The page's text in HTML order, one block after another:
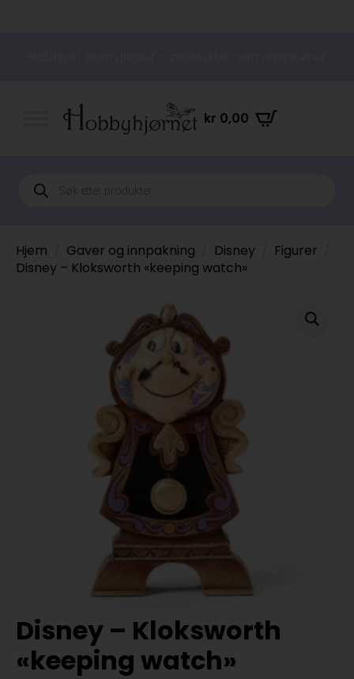
kr 0,00
Products
search
Hjem Gaver og innpakning Disney
Figurer
Disney – Kloksworth «keeping watch»
Disney – Kloksworth
«keeping watch»